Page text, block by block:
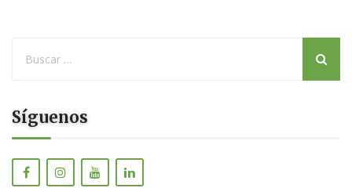
Síguenos